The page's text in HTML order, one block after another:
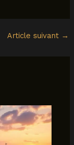
Article suivant →